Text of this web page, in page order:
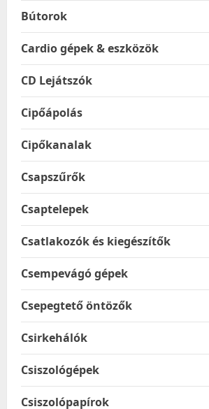
Bútorok
Cardio gépek & eszközök
CD Lejátszók
Cipőápolás
Cipőkanalak
Csapszűrők
Csaptelepek
Csatlakozók és kiegészítők
Csempevágó gépek
Csepegtető öntözők
Csirkehálók
Csiszológépek
Csiszolópapírok